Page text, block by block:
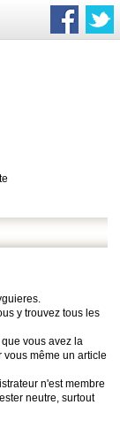
y trouvez tous les
vous avez la
même un article
n'est membre
neutre, surtout